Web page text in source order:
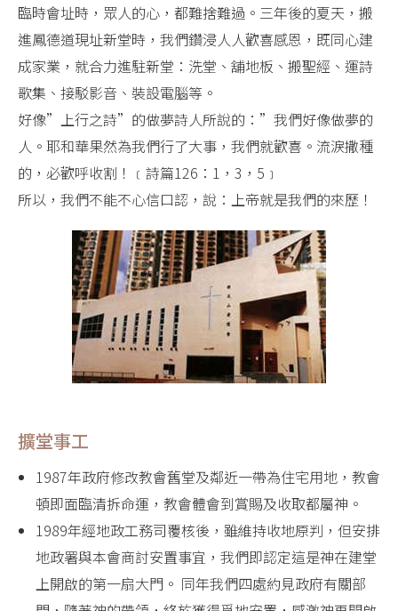
臨時會址時，眾人的心，都難捨難過。三年後的夏天，搬
進鳳德道現址新堂時，我們鑽浸人人歡喜感恩，既同心建
成家業，就合力進駐新堂：洗堂、舖地板、搬聖經、運詩
歌集、接駁影音、裝設電腦等。
好像”上行之詩”的做夢詩人所說的：”我們好像做夢的
人。耶和華果然為我們行了大事，我們就歡喜。流淚撒種
的，必歡呼收割！﹝詩篇126：1，3，5﹞
所以，我們不能不心信口認，說：上帝就是我們的來歷！
擴堂事工
1987年政府修改教會舊堂及鄰近一帶為住宅用地，教會
頓即面臨清拆命運，教會體會到賞賜及收取都屬神。
1989年經地政工務司覆核後，雖維持收地原判，但安排
地政署與本會商討安置事宜，我們即認定這是神在建堂
上開啟的第一扇大門。 同年我們四處約見政府有關部